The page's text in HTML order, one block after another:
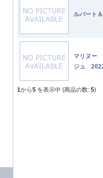
ルバート
マリヌー
ジュ
1から5 を表示中 (商品の数: 5)